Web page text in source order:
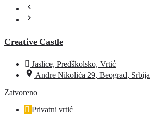
Creative Castle
Jaslice, Predškolsko, Vrtić
Andre Nikolića 29, Beograd, Srbija
Zatvoreno
Privatni vrtić